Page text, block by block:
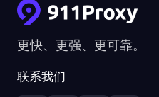
更快、更强、更可靠。
联系我们